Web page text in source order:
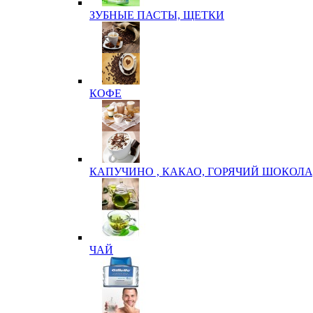
ЗУБНЫЕ ПАСТЫ, ЩЕТКИ
КОФЕ
КАПУЧИНО , КАКАО, ГОРЯЧИЙ
ЧАЙ